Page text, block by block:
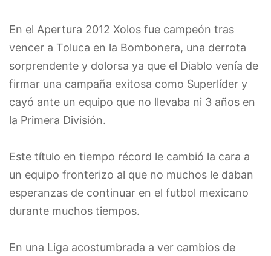
En el Apertura 2012 Xolos fue campeón tras
vencer a Toluca en la Bombonera, una derrota
sorprendente y dolorsa ya que el Diablo venía de
firmar una campaña exitosa como Superlíder y
cayó ante un equipo que no llevaba ni 3 años en
la Primera División.
Este título en tiempo récord le cambió la cara a
un equipo fronterizo al que no muchos le daban
esperanzas de continuar en el futbol mexicano
durante muchos tiempos.
En una Liga acostumbrada a ver cambios de